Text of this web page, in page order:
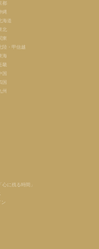
都
縄
海道
北
東
陸・甲信越
海
畿
国
国
州
心に残る時間」
ン